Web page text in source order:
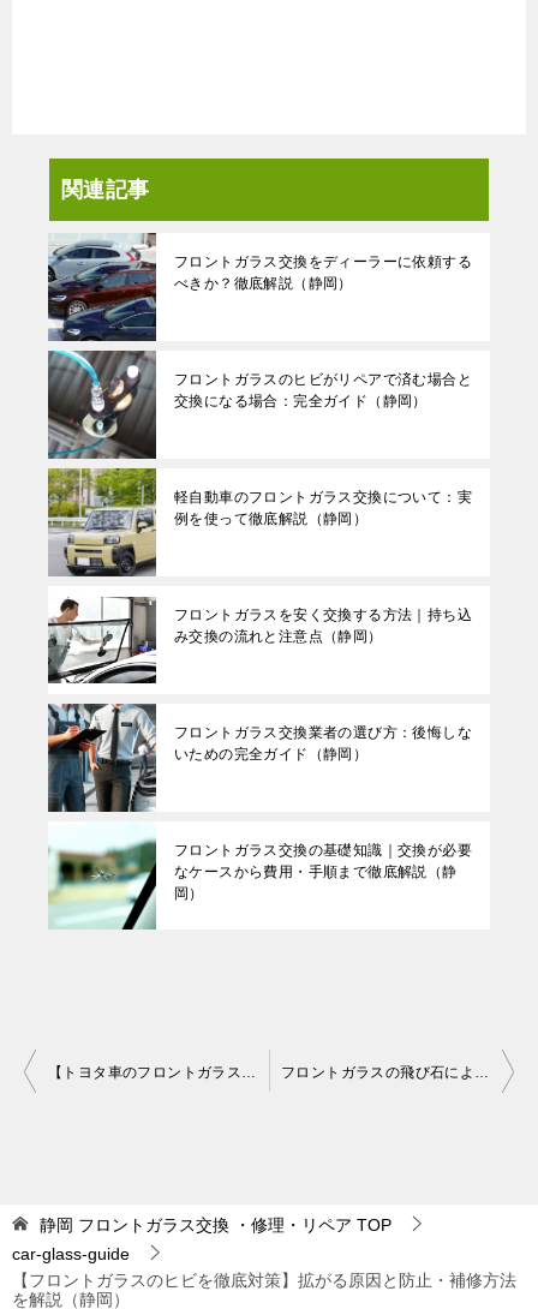
関連記事
フロントガラス交換をディーラーに依頼する
べきか？徹底解説（静岡）
フロントガラスのヒビがリペアで済む場合と
交換になる場合：完全ガイド（静岡）
軽自動車のフロントガラス交換について：実
例を使って徹底解説（静岡）
フロントガラスを安く交換する方法｜持ち込
み交換の流れと注意点（静岡）
フロントガラス交換業者の選び方：後悔しな
いための完全ガイド（静岡）
フロントガラス交換の基礎知識｜交換が必要
なケースから費用・手順まで徹底解説（静
岡）
投
ゲ
ー
シ
【トヨタ車のフロントガラス交換完全ガイド】費用・手順・選び方を徹底解説！（静岡） フロントガラスの飛び石による小さな傷を自分で修理する方法と注意点（静岡）
静岡 フロントガラス交換 ・修理・リペア TOP
car-glass-guide
【フロントガラスのヒビを徹底対策】拡がる原因と防止・補修方法
を解説（静岡）